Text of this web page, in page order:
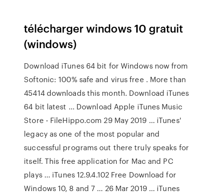
télécharger windows 10 gratuit
(windows)
Download iTunes 64 bit for Windows now from
Softonic: 100% safe and virus free . More than
45414 downloads this month. Download iTunes
64 bit latest ... Download Apple iTunes Music
Store - FileHippo.com 29 May 2019 ... iTunes'
legacy as one of the most popular and
successful programs out there truly speaks for
itself. This free application for Mac and PC
plays ... iTunes 12.9.4.102 Free Download for
Windows 10, 8 and 7 ... 26 Mar 2019 ... iTunes